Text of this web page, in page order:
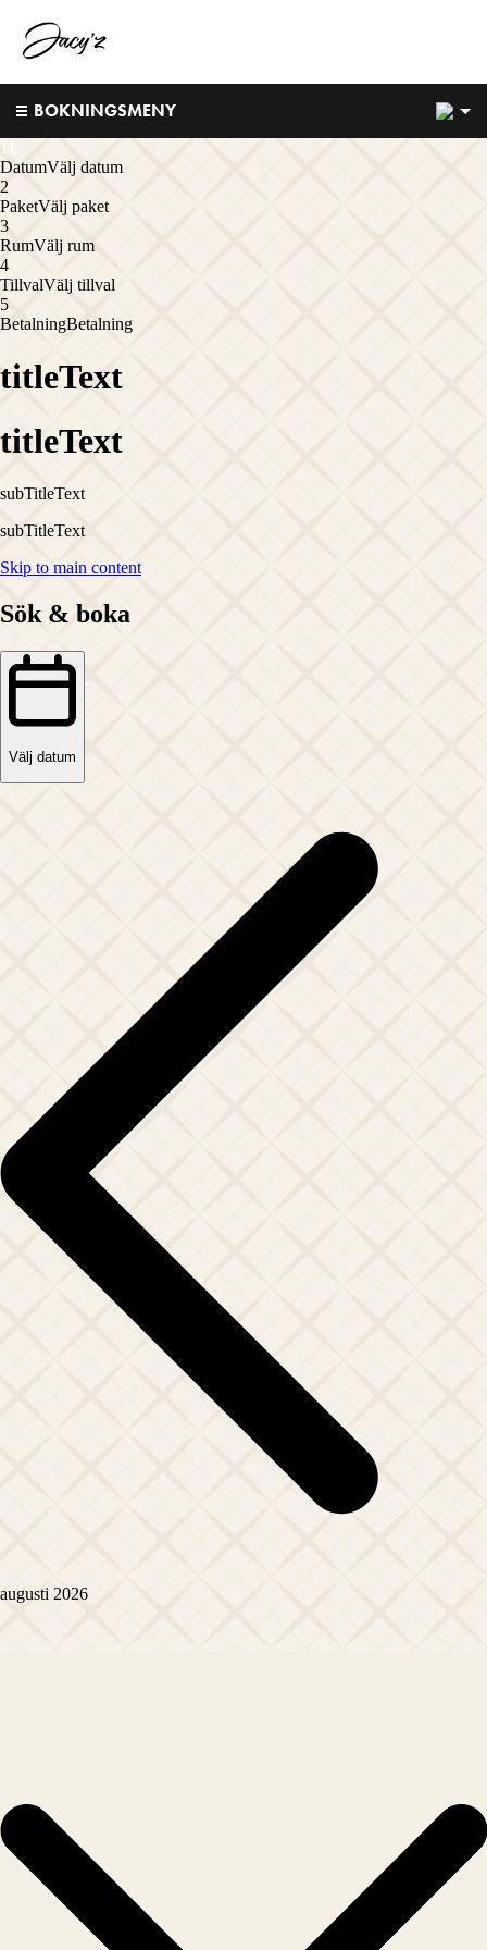
BOKNINGSMENY
1
DatumVälj datum
2
PaketVälj paket
3
RumVälj rum
4
TillvalVälj tillval
5
BetalningBetalning
titleText
titleText
subTitleText
subTitleText
Skip to main content
Sök & boka
Välj datum
augusti 2026